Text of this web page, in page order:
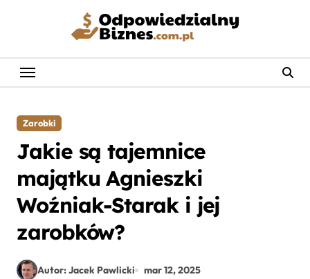
Zarobki
Jakie są tajemnice
majątku Agnieszki
Woźniak-Starak i jej
zarobków?
Autor: Jacek Pawlicki mar 12, 2025